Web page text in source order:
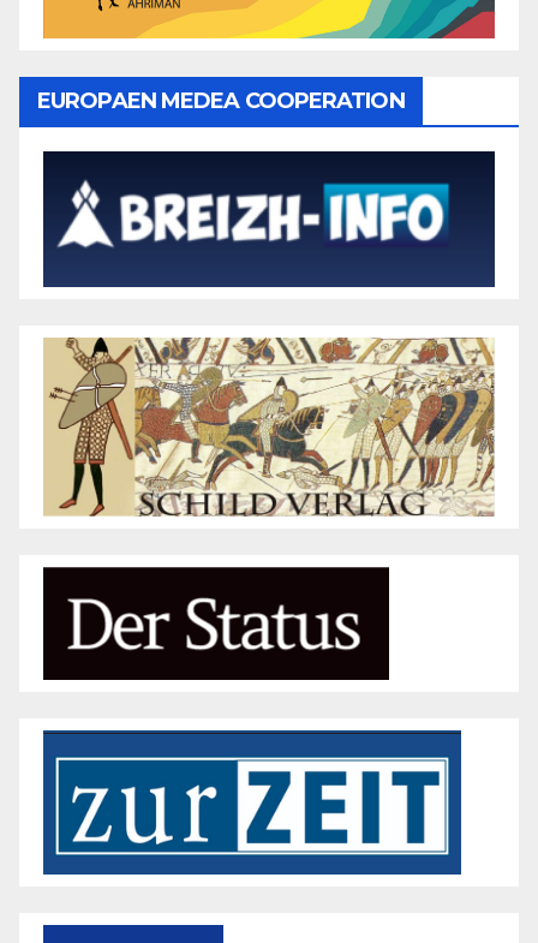
EUROPAEN MEDEA COOPERATION